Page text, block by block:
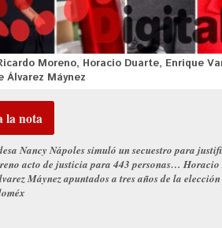
Moreno, Horacio Duarte, Enrique
Álvarez Máynez
la nota
Nancy Nápoles simuló un secuestro para
acto de justicia para 443 personas…
Máynez apuntados a tres años de la